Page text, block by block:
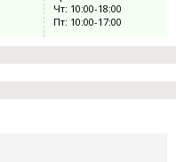
Чт: 10:00-18:00
Пт: 10:00-17:00